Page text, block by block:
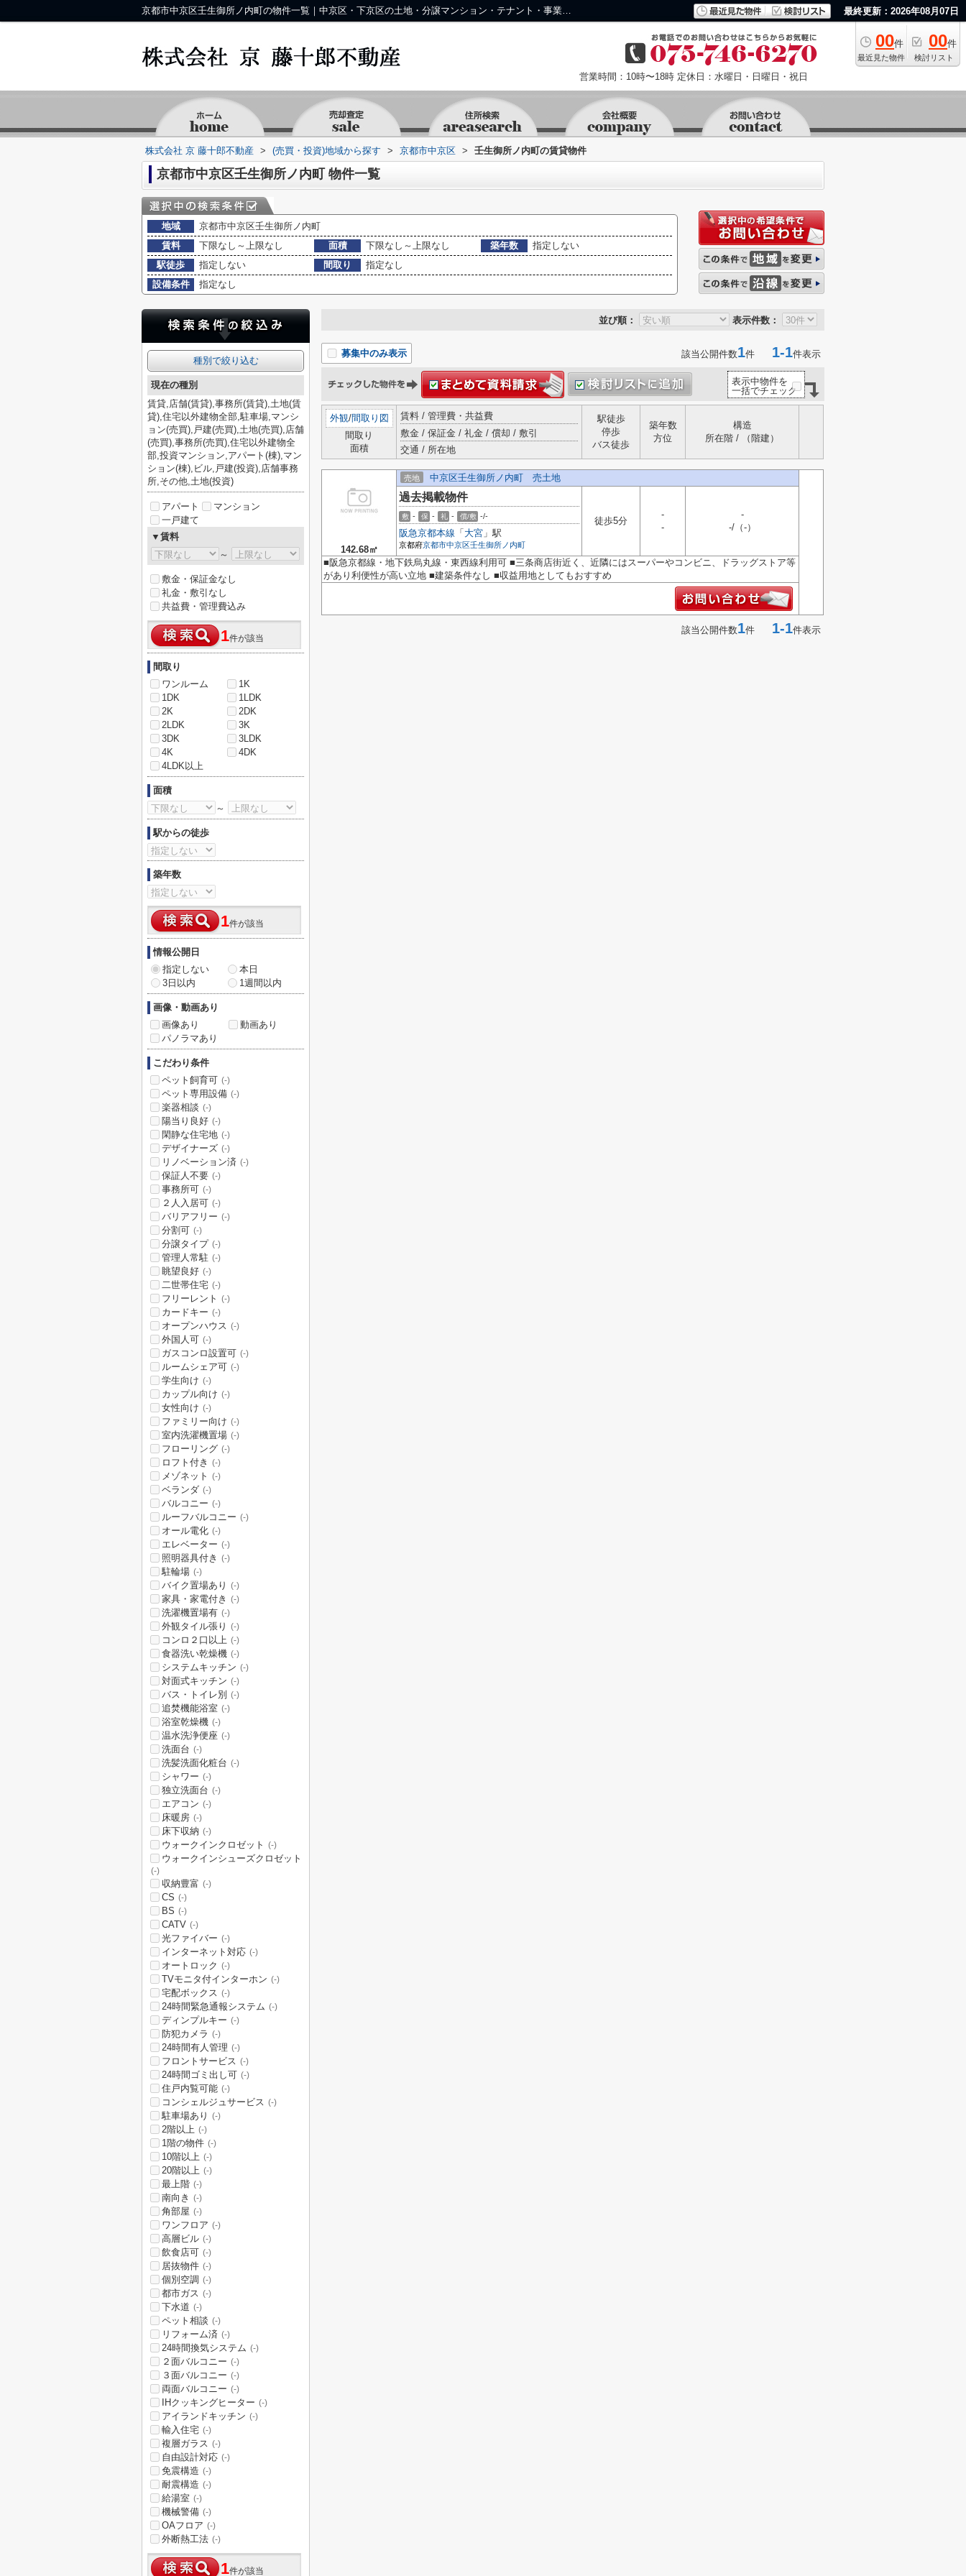
京都市中京区壬生御所ノ内町の物件一覧｜中京区・下京区の土地・分譲マンション・テナント・事業用物件なら株式会社 京 藤十郎不動産 最終更新：2026年08月07日
00件
最近見た物件
00件
検討リスト
営業時間：10時〜18時 定休日：水曜日・日曜日・祝日
株式会社 京 藤十郎不動産 > (売買・投資)地域から探す > 京都市中京区 > 壬生御所ノ内町の賃貸物件
京都市中京区壬生御所ノ内町 物件一覧
地域
京都市中京区壬生御所ノ内町
賃料
下限なし～上限なし 面積 下限なし～上限なし 築年数
指定しない
駅徒歩
指定しない 間取り
指定なし
設備条件
指定なし
並び順： 表示件数：
募集中のみ表示 該当公開件数1件 1-1件表示
表示中物件を
一括でチェック
外観/間取り図
間取り
面積
賃料 / 管理費・共益費
敷金 / 保証金 / 礼金 / 償却 / 敷引
交通 / 所在地
駅徒歩
停歩
バス徒歩
築年数
方位
構造
所在階 / （階建）
142.68㎡
売地 中京区壬生御所ノ内町 売土地
過去掲載物件
敷 - 保 - 礼 - 償/敷 -/-
阪急京都本線 「 大宮 」駅
京都府京都市中京区壬生御所ノ内町
徒歩5分
-
-
-
-/（-）
■阪急京都線・地下鉄烏丸線・東西線利用可 ■三条商店街近く、近隣にはスーパーやコンビニ、ドラッグストア等
があり利便性が高い立地 ■建築条件なし ■収益用地としてもおすすめ
該当公開件数1件 1-1件表示
種別で絞り込む
現在の種別
賃貸,店舗(賃貸),事務所(賃貸),土地(賃
貸),住宅以外建物全部,駐車場,マンシ
ョン(売買),戸建(売買),土地(売買),店舗
(売買),事務所(売買),住宅以外建物全
部,投資マンション,アパート(棟),マン
ション(棟),ビル,戸建(投資),店舗事務
所,その他,土地(投資)
アパート
マンション
一戸建て
▼賃料
～
敷金・保証金なし
礼金・敷引なし
共益費・管理費込み
1件が該当
間取り
ワンルーム
1K
1DK
1LDK
2K
2DK
2LDK
3K
3DK
3LDK
4K
4DK
4LDK以上
面積
～
駅からの徒歩
築年数
1件が該当
情報公開日
指定しない
本日
3日以内
1週間以内
画像・動画あり
画像あり
動画あり
パノラマあり
こだわり条件
ペット飼育可 (-)
ペット専用設備 (-)
楽器相談 (-)
陽当り良好 (-)
閑静な住宅地 (-)
デザイナーズ (-)
リノベーション済 (-)
保証人不要 (-)
事務所可 (-)
２人入居可 (-)
バリアフリー (-)
分割可 (-)
分譲タイプ (-)
管理人常駐 (-)
眺望良好 (-)
二世帯住宅 (-)
フリーレント (-)
カードキー (-)
オープンハウス (-)
外国人可 (-)
ガスコンロ設置可 (-)
ルームシェア可 (-)
学生向け (-)
カップル向け (-)
女性向け (-)
ファミリー向け (-)
室内洗濯機置場 (-)
フローリング (-)
ロフト付き (-)
メゾネット (-)
ベランダ (-)
バルコニー (-)
ルーフバルコニー (-)
オール電化 (-)
エレベーター (-)
照明器具付き (-)
駐輪場 (-)
バイク置場あり (-)
家具・家電付き (-)
洗濯機置場有 (-)
外観タイル張り (-)
コンロ２口以上 (-)
食器洗い乾燥機 (-)
システムキッチン (-)
対面式キッチン (-)
バス・トイレ別 (-)
追焚機能浴室 (-)
浴室乾燥機 (-)
温水洗浄便座 (-)
洗面台 (-)
洗髪洗面化粧台 (-)
シャワー (-)
独立洗面台 (-)
エアコン (-)
床暖房 (-)
床下収納 (-)
ウォークインクロゼット (-)
ウォークインシューズクロゼット
(-)
収納豊富 (-)
CS (-)
BS (-)
CATV (-)
光ファイバー (-)
インターネット対応 (-)
オートロック (-)
TVモニタ付インターホン (-)
宅配ボックス (-)
24時間緊急通報システム (-)
ディンプルキー (-)
防犯カメラ (-)
24時間有人管理 (-)
フロントサービス (-)
24時間ゴミ出し可 (-)
住戸内覧可能 (-)
コンシェルジュサービス (-)
駐車場あり (-)
2階以上 (-)
1階の物件 (-)
10階以上 (-)
20階以上 (-)
最上階 (-)
南向き (-)
角部屋 (-)
ワンフロア (-)
高層ビル (-)
飲食店可 (-)
居抜物件 (-)
個別空調 (-)
都市ガス (-)
下水道 (-)
ペット相談 (-)
リフォーム済 (-)
24時間換気システム (-)
２面バルコニー (-)
３面バルコニー (-)
両面バルコニー (-)
IHクッキングヒーター (-)
アイランドキッチン (-)
輸入住宅 (-)
複層ガラス (-)
自由設計対応 (-)
免震構造 (-)
耐震構造 (-)
給湯室 (-)
機械警備 (-)
OAフロア (-)
外断熱工法 (-)
1件が該当